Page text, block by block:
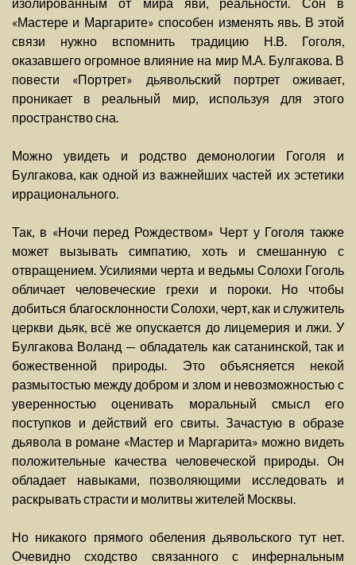
изолированным от мира яви, реальности. Сон в
«Мастере и Маргарите» способен изменять явь. В этой
связи нужно вспомнить традицию Н.В. Гоголя,
оказавшего огромное влияние на мир М.А. Булгакова. В
повести «Портрет» дьявольский портрет оживает,
проникает в реальный мир, используя для этого
пространство сна.
Можно увидеть и родство демонологии Гоголя и
Булгакова, как одной из важнейших частей их эстетики
иррационального.
Так, в «Ночи перед Рождеством» Черт у Гоголя также
может вызывать симпатию, хоть и смешанную с
отвращением. Усилиями черта и ведьмы Солохи Гоголь
обличает человеческие грехи и пороки. Но чтобы
добиться благосклонности Солохи, черт, как и служитель
церкви дьяк, всё же опускается до лицемерия и лжи. У
Булгакова Воланд — обладатель как сатанинской, так и
божественной природы. Это объясняется некой
размытостью между добром и злом и невозможностью с
уверенностью оценивать моральный смысл его
поступков и действий его свиты. Зачастую в образе
дьявола в романе «Мастер и Маргарита» можно видеть
положительные качества человеческой природы. Он
обладает навыками, позволяющими исследовать и
раскрывать страсти и молитвы жителей Москвы.
Но никакого прямого обеления дьявольского тут нет.
Очевидно сходство связанного с инфернальным